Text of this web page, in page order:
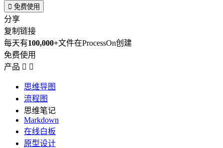
 免费使用
分享
复制链接
每天有100,000+文件在ProcessOn创建
免费使用
产品  
思维导图
流程图
思维笔记
Markdown
在线白板
原型设计